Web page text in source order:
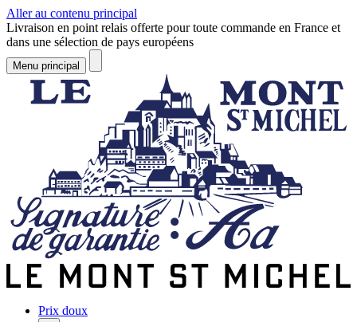
Aller au contenu principal
Livraison en point relais offerte pour toute commande en France et
dans une sélection de pays européens
Menu principal
Prix doux